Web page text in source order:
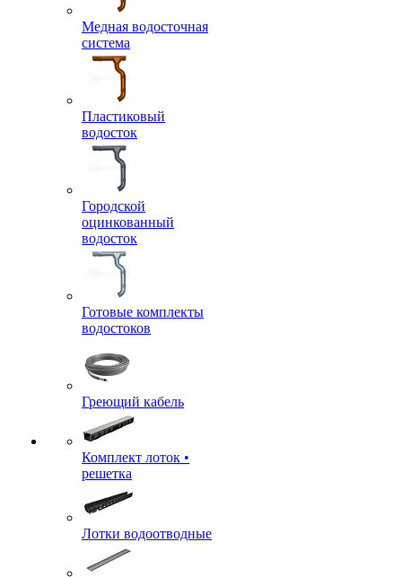
Медная водосточная
система
Пластиковый
водосток
Городской
оцинкованный
водосток
Готовые комплекты
водостоков
Греющий кабель
Комплект лоток •
решетка
Лотки водоотводные